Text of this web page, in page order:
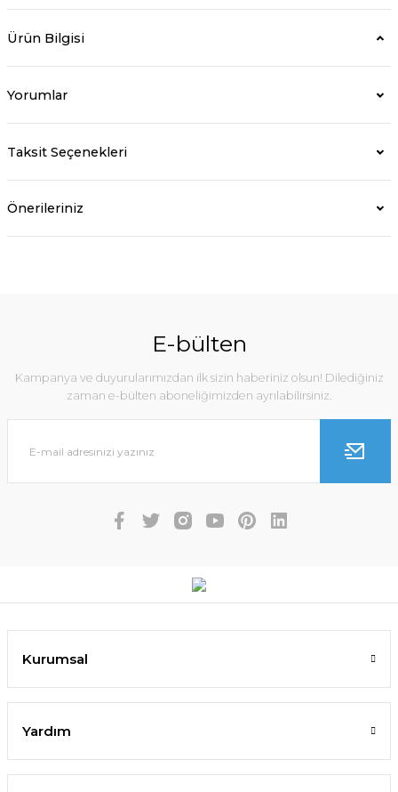
Ürün Bilgisi
Yorumlar
Taksit Seçenekleri
Önerileriniz
E-bülten
Kampanya ve duyurularımızdan ilk sizin haberiniz olsun! Dilediğiniz
zaman e-bülten aboneliğimizden ayrılabilirsiniz.
Kurumsal
Yardım